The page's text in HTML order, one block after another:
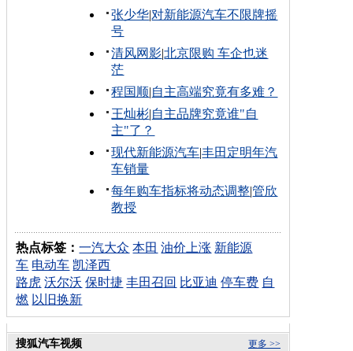
张少华|对新能源汽车不限牌摇
号
清风网影|北京限购 车企也迷
茫
程国顺|自主高端究竟有多难？
王灿彬|自主品牌究竟谁"自
主"了？
现代新能源汽车|丰田定明年汽
车销量
每年购车指标将动态调整|管欣
教授
热点标签：一汽大众 本田 油价上涨 新能源
车 电动车 凯泽西
路虎 沃尔沃 保时捷 丰田召回 比亚迪 停车费 自
燃 以旧换新
更多 >>
搜狐汽车视频